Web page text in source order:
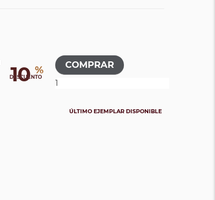
10 %
DESCUENTO
ÚLTIMO EJEMPLAR DISPONIBLE